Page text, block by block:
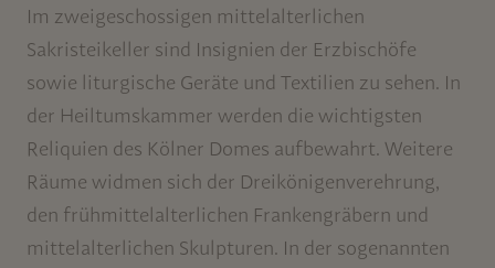
Im zweigeschossigen mittelalterlichen
Sakristeikeller sind Insignien der Erzbischöfe
sowie liturgische Geräte und Textilien zu sehen. In
der Heiltumskammer werden die wichtigsten
Reliquien des Kölner Domes aufbewahrt. Weitere
Räume widmen sich der Dreikönigenverehrung,
den frühmittelalterlichen Frankengräbern und
mittelalterlichen Skulpturen. In der sogenannten